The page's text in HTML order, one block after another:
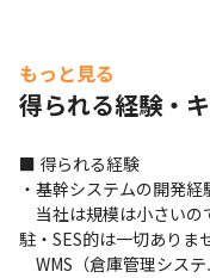
もっと見る
得られる経験・
■ 得られる経験
・基幹システムの開発経
当社は規模は小さいの
駐・SES的は一切ありま
WMS（倉庫管理シス